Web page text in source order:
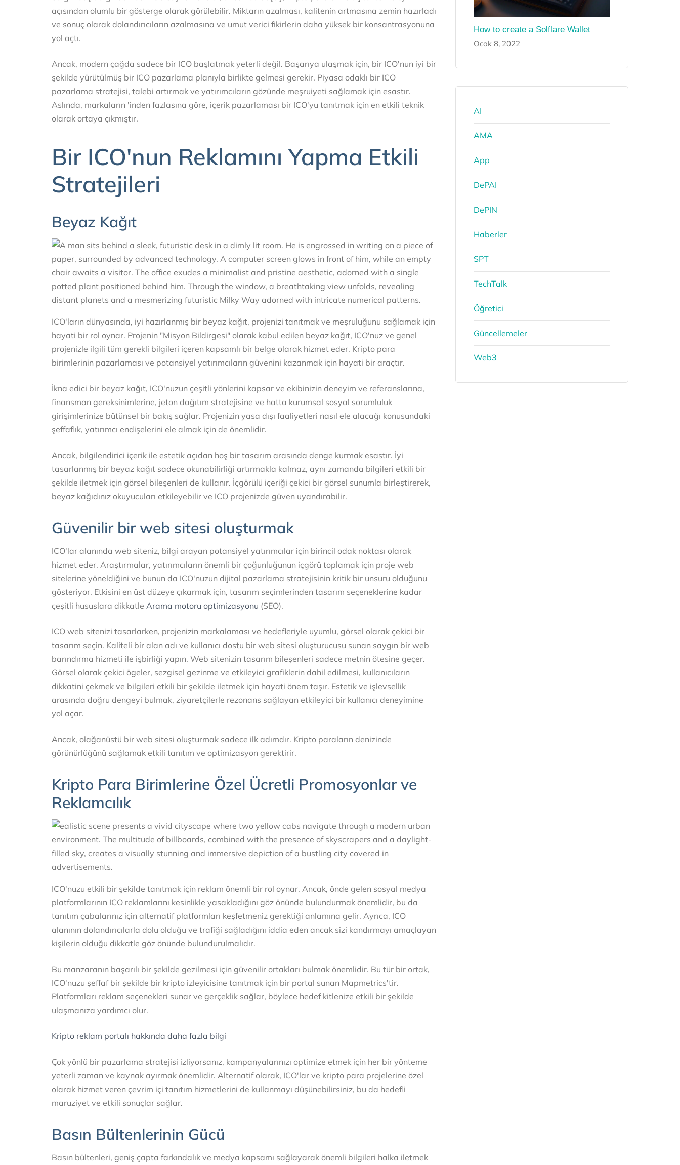
açısından olumlu bir gösterge olarak görülebilir. Miktarın azalması, kalitenin artmasına zemin hazırladı
ve sonuç olarak dolandırıcıların azalmasına ve umut verici fikirlerin daha yüksek bir konsantrasyonuna
yol açtı.
Ancak, modern çağda sadece bir ICO başlatmak yeterli değil. Başarıya ulaşmak için, bir ICO'nun iyi bir
şekilde yürütülmüş bir ICO pazarlama planıyla birlikte gelmesi gerekir. Piyasa odaklı bir ICO
pazarlama stratejisi, talebi artırmak ve yatırımcıların gözünde meşruiyeti sağlamak için esastır.
Aslında, markaların 'inden fazlasına göre, içerik pazarlaması bir ICO'yu tanıtmak için en etkili teknik
olarak ortaya çıkmıştır.
Bir ICO'nun Reklamını Yapma Etkili
Stratejileri
Beyaz Kağıt
ICO'ların dünyasında, iyi hazırlanmış bir beyaz kağıt, projenizi tanıtmak ve meşruluğunu sağlamak için
hayati bir rol oynar. Projenin "Misyon Bildirgesi" olarak kabul edilen beyaz kağıt, ICO'nuz ve genel
projenizle ilgili tüm gerekli bilgileri içeren kapsamlı bir belge olarak hizmet eder. Kripto para
birimlerinin pazarlaması ve potansiyel yatırımcıların güvenini kazanmak için hayati bir araçtır.
İkna edici bir beyaz kağıt, ICO'nuzun çeşitli yönlerini kapsar ve ekibinizin deneyim ve referanslarına,
finansman gereksinimlerine, jeton dağıtım stratejisine ve hatta kurumsal sosyal sorumluluk
girişimlerinize bütünsel bir bakış sağlar. Projenizin yasa dışı faaliyetleri nasıl ele alacağı konusundaki
şeffaflık, yatırımcı endişelerini ele almak için de önemlidir.
Ancak, bilgilendirici içerik ile estetik açıdan hoş bir tasarım arasında denge kurmak esastır. İyi
tasarlanmış bir beyaz kağıt sadece okunabilirliği artırmakla kalmaz, aynı zamanda bilgileri etkili bir
şekilde iletmek için görsel bileşenleri de kullanır. İçgörülü içeriği çekici bir görsel sunumla birleştirerek,
beyaz kağıdınız okuyucuları etkileyebilir ve ICO projenizde güven uyandırabilir.
Güvenilir bir web sitesi oluşturmak
ICO'lar alanında web siteniz, bilgi arayan potansiyel yatırımcılar için birincil odak noktası olarak
hizmet eder. Araştırmalar, yatırımcıların önemli bir çoğunluğunun içgörü toplamak için proje web
sitelerine yöneldiğini ve bunun da ICO'nuzun dijital pazarlama stratejisinin kritik bir unsuru olduğunu
gösteriyor. Etkisini en üst düzeye çıkarmak için, tasarım seçimlerinden tasarım seçeneklerine kadar
çeşitli hususlara dikkatle Arama motoru optimizasyonu (SEO).
ICO web sitenizi tasarlarken, projenizin markalaması ve hedefleriyle uyumlu, görsel olarak çekici bir
tasarım seçin. Kaliteli bir alan adı ve kullanıcı dostu bir web sitesi oluşturucusu sunan saygın bir web
barındırma hizmeti ile işbirliği yapın. Web sitenizin tasarım bileşenleri sadece metnin ötesine geçer.
Görsel olarak çekici ögeler, sezgisel gezinme ve etkileyici grafiklerin dahil edilmesi, kullanıcıların
dikkatini çekmek ve bilgileri etkili bir şekilde iletmek için hayati önem taşır. Estetik ve işlevsellik
arasında doğru dengeyi bulmak, ziyaretçilerle rezonans sağlayan etkileyici bir kullanıcı deneyimine
yol açar.
Ancak, olağanüstü bir web sitesi oluşturmak sadece ilk adımdır. Kripto paraların denizinde
görünürlüğünü sağlamak etkili tanıtım ve optimizasyon gerektirir.
Kripto Para Birimlerine Özel Ücretli Promosyonlar ve
Reklamcılık
ICO'nuzu etkili bir şekilde tanıtmak için reklam önemli bir rol oynar. Ancak, önde gelen sosyal medya
platformlarının ICO reklamlarını kesinlikle yasakladığını göz önünde bulundurmak önemlidir, bu da
tanıtım çabalarınız için alternatif platformları keşfetmeniz gerektiği anlamına gelir. Ayrıca, ICO
alanının dolandırıcılarla dolu olduğu ve trafiği sağladığını iddia eden ancak sizi kandırmayı amaçlayan
kişilerin olduğu dikkatle göz önünde bulundurulmalıdır.
Bu manzaranın başarılı bir şekilde gezilmesi için güvenilir ortakları bulmak önemlidir. Bu tür bir ortak,
ICO'nuzu şeffaf bir şekilde bir kripto izleyicisine tanıtmak için bir portal sunan Mapmetrics'tir.
Platformları reklam seçenekleri sunar ve gerçeklik sağlar, böylece hedef kitlenize etkili bir şekilde
ulaşmanıza yardımcı olur.
Kripto reklam portalı hakkında daha fazla bilgi
Çok yönlü bir pazarlama stratejisi izliyorsanız, kampanyalarınızı optimize etmek için her bir yönteme
yeterli zaman ve kaynak ayırmak önemlidir. Alternatif olarak, ICO'lar ve kripto para projelerine özel
olarak hizmet veren çevrim içi tanıtım hizmetlerini de kullanmayı düşünebilirsiniz, bu da hedefli
maruziyet ve etkili sonuçlar sağlar.
Basın Bültenlerinin Gücü
Basın bültenleri, geniş çapta farkındalık ve medya kapsamı sağlayarak önemli bilgileri halka iletmek
How to create a Solflare Wallet
Ocak 8, 2022
AI
AMA
App
DePAI
DePIN
Haberler
SPT
TechTalk
Öğretici
Güncellemeler
Web3